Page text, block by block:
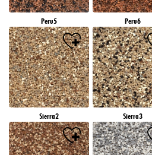
Peru5 Peru6
Sierra2 Sierra3